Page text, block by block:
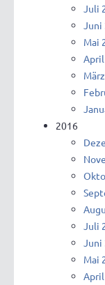
Juli
Mai
2016
Juli
Mai